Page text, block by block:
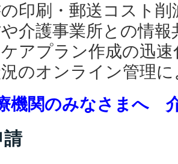
印刷・郵送コスト削
介護事業所との情
アプラン作成の迅速
のオンライン管理
機関のみなさまへ
請